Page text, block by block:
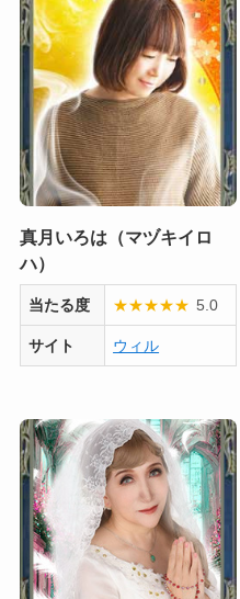
真月いろは（マヅキイロ
ハ）
当たる度 ★★★★★ 5.0
サイト ウィル